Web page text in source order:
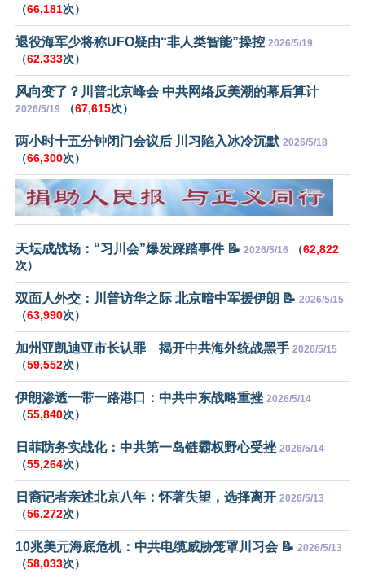
（66,181次）
退役海军少将称UFO疑由“非人类智能”操控 2026/5/19
（62,333次）
风向变了？川普北京峰会 中共网络反美潮的幕后算计
2026/5/19 （67,615次）
两小时十五分钟闭门会议后 川习陷入冰冷沉默 2026/5/18
（66,300次）
天坛成战场：“习川会”爆发踩踏事件 📝 2026/5/16 （62,822
次）
双面人外交：川普访华之际 北京暗中军援伊朗 📝 2026/5/15
（63,990次）
加州亚凯迪亚市长认罪 揭开中共海外统战黑手 2026/5/15
（59,552次）
伊朗渗透一带一路港口：中共中东战略重挫 2026/5/14
（55,840次）
日菲防务实战化：中共第一岛链霸权野心受挫 2026/5/14
（55,264次）
日裔记者亲述北京八年：怀著失望，选择离开 2026/5/13
（56,272次）
10兆美元海底危机：中共电缆威胁笼罩川习会 📝 2026/5/13
（58,033次）